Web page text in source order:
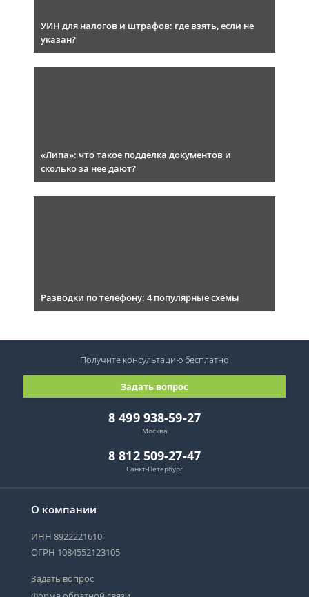
УИН для налогов и штрафов: где взять, если не
указан?
«Липа»: что такое подделка документов и
сколько за нее дают?
Разводки по телефону: 4 популярные схемы
О компании
ИНН 8922221610
ОГРН 1084552123105
Задать вопрос
8 499 938-59-27
Москва
8 812 509-27-47
Санкт-Петербург
Задать вопрос
Получите консультациюбесплатно